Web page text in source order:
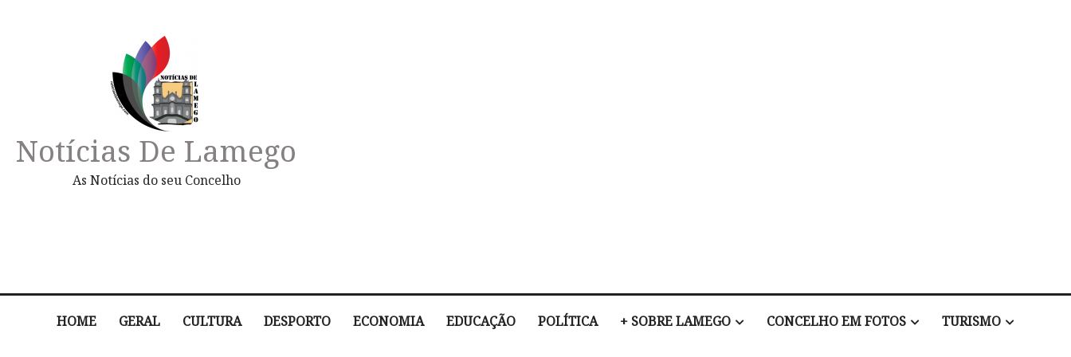
Notícias De Lamego
As Notícias do seu Concelho
HOME GERAL CULTURA DESPORTO ECONOMIA EDUCAÇÃO POLÍTICA + SOBRE LAMEGO CONCELHO EM FOTOS TURISMO